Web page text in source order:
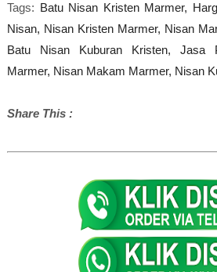
Tags: Batu Nisan Kristen Marmer,
Nisan, Nisan Kristen Marmer, Nisan
Batu Nisan Kuburan Kristen,
Jasa
Marmer, Nisan Makam Marmer, Nisan
Share This :